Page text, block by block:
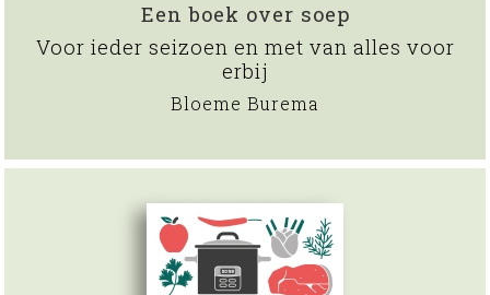
Een boek over soep
Voor ieder seizoen en met van alles voor
erbij
Bloeme Burema